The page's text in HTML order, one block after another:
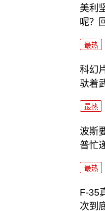
美利
呢？
最热
科幻
驮着
最热
波斯
普忙
最热
F-35
次到